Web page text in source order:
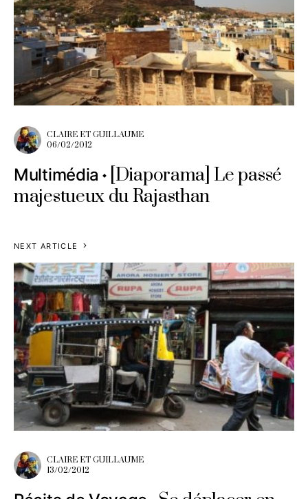
CLAIRE ET GUILLAUME
06/02/2012
Multimédia
[Diaporama] Le passé
majestueux du Rajasthan
NEXT ARTICLE
CLAIRE ET GUILLAUME
13/02/2012